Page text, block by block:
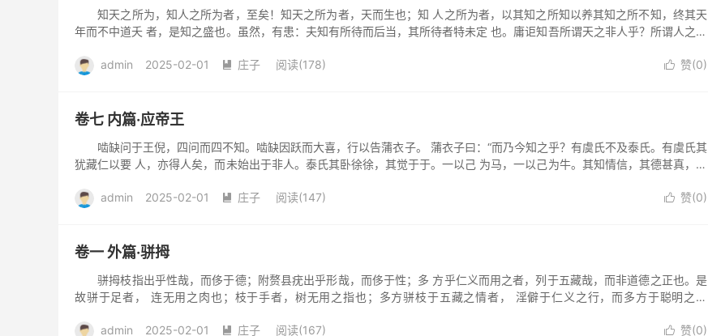
知天之所为，知人之所为者，至矣！知天之所为者，天而生也；知 人之所为者，以其知之所知以养其知之所不知，终其天
年而不中道夭 者，是知之盛也。虽然，有患：夫知有所待而后当，其所待者特未定 也。庸讵知吾所谓天之非人乎？所谓人之非
 赞(0)
admin 2025-02-01  庄子 阅读(178)
卷七 内篇·应帝王
啮缺问于王倪，四问而四不知。啮缺因跃而大喜，行以告蒲衣子。 蒲衣子曰：“而乃今知之乎？有虞氏不及泰氏。有虞氏其
犹藏仁以要 人，亦得人矣，而未始出于非人。泰氏其卧徐徐，其觉于于。一以己 为马，一以己为牛。其知情信，其德甚真，而
 赞(0)
admin 2025-02-01  庄子 阅读(147)
卷一 外篇·骈拇
骈拇枝指出乎性哉，而侈于德；附赘县疣出乎形哉，而侈于性；多 方乎仁义而用之者，列于五藏哉，而非道德之正也。是
故骈于足者， 连无用之肉也；枝于手者，树无用之指也；多方骈枝于五藏之情者， 淫僻于仁义之行，而多方于聪明之用
 赞(0)
admin 2025-02-01  庄子 阅读(167)